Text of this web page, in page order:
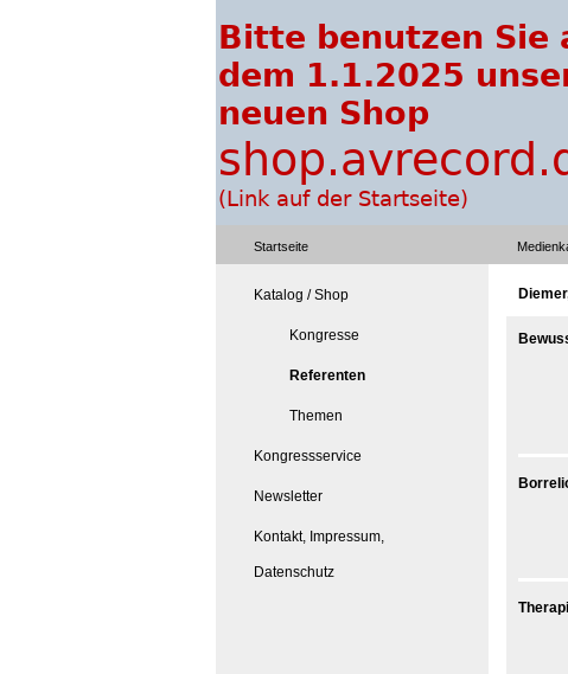
Startseite
Katalog / Shop
Kongresse
Referenten
Themen
Kongressservice
Newsletter
Kontakt, Impressum,
Datenschutz